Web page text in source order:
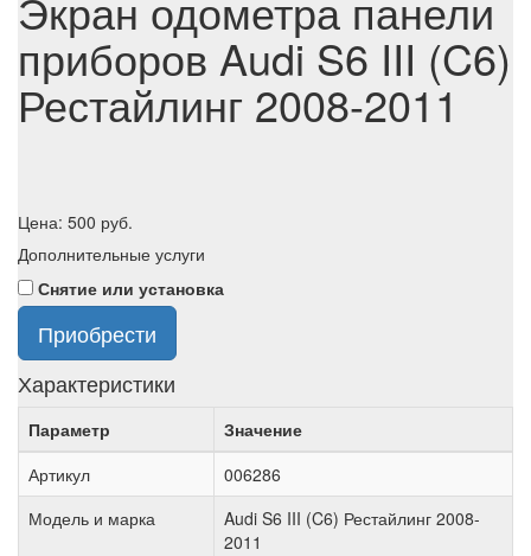
приборов Audi S6 III (C6)
Рестайлинг 2008-2011
Цена: 500 руб.
Дополнительные услуги
Снятие или установка
Приобрести
Характеристики
Параметр
Значение
Артикул
006286
Модель и марка
Audi S6 III (C6) Рестайлинг 2008-
2011